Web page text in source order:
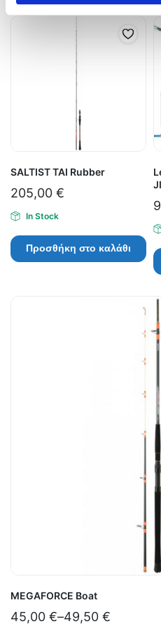
SALTIST TAI Rubber
205,00 €
In Stock
Προσθήκη στο καλάθι
MEGAFORCE Boat
45,00 €–49,50 €